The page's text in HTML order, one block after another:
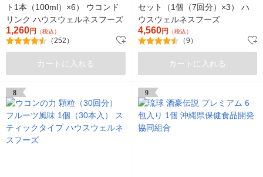
ト1本（100ml）×6） ウコンド
リンク ハウスウェルネスフーズ
1,260円 （税込）
（252）
カートに入れる
セット（1個（7回分）×3） ハ
ウスウェルネスフーズ
4,560円 （税込）
（9）
カートに入れる
8 9